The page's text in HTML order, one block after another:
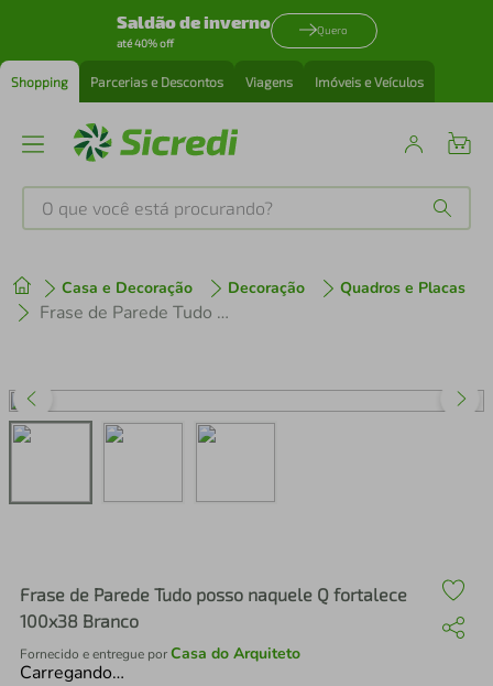
Saldão de inverno
até 40% off
Quero
Shopping Parcerias e Descontos Viagens Imóveis e Veículos
O que você está procurando?
Casa e Decoração Decoração Quadros e Placas
Frase de Parede Tudo posso naquele Q fortalece 100x38 Branco
Frase de Parede Tudo posso naquele Q fortalece
100x38 Branco
Fornecido e entregue porCasa do Arquiteto
Carregando…
1º tenis
perfume